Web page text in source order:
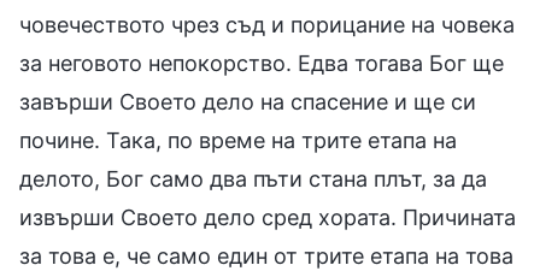
човечеството чрез съд и порицание на човека
за неговото непокорство. Едва тогава Бог ще
завърши Своето дело на спасение и ще си
почине. Така, по време на трите етапа на
делото, Бог само два пъти стана плът, за да
извърши Своето дело сред хората. Причината
за това е, че само един от трите етапа на това